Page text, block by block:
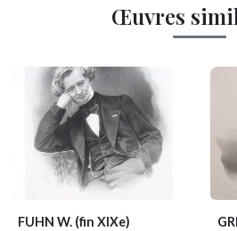
Œuvres
FUHN W. (fin XIXe)